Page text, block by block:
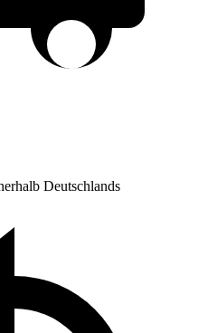
Deutschlands